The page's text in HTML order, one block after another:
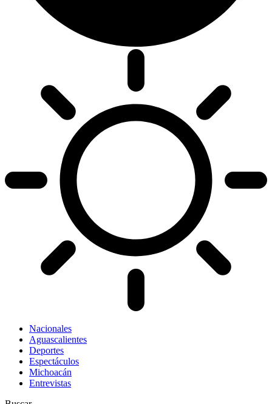
Nacionales
Aguascalientes
Deportes
Espectáculos
Michoacán
Entrevistas